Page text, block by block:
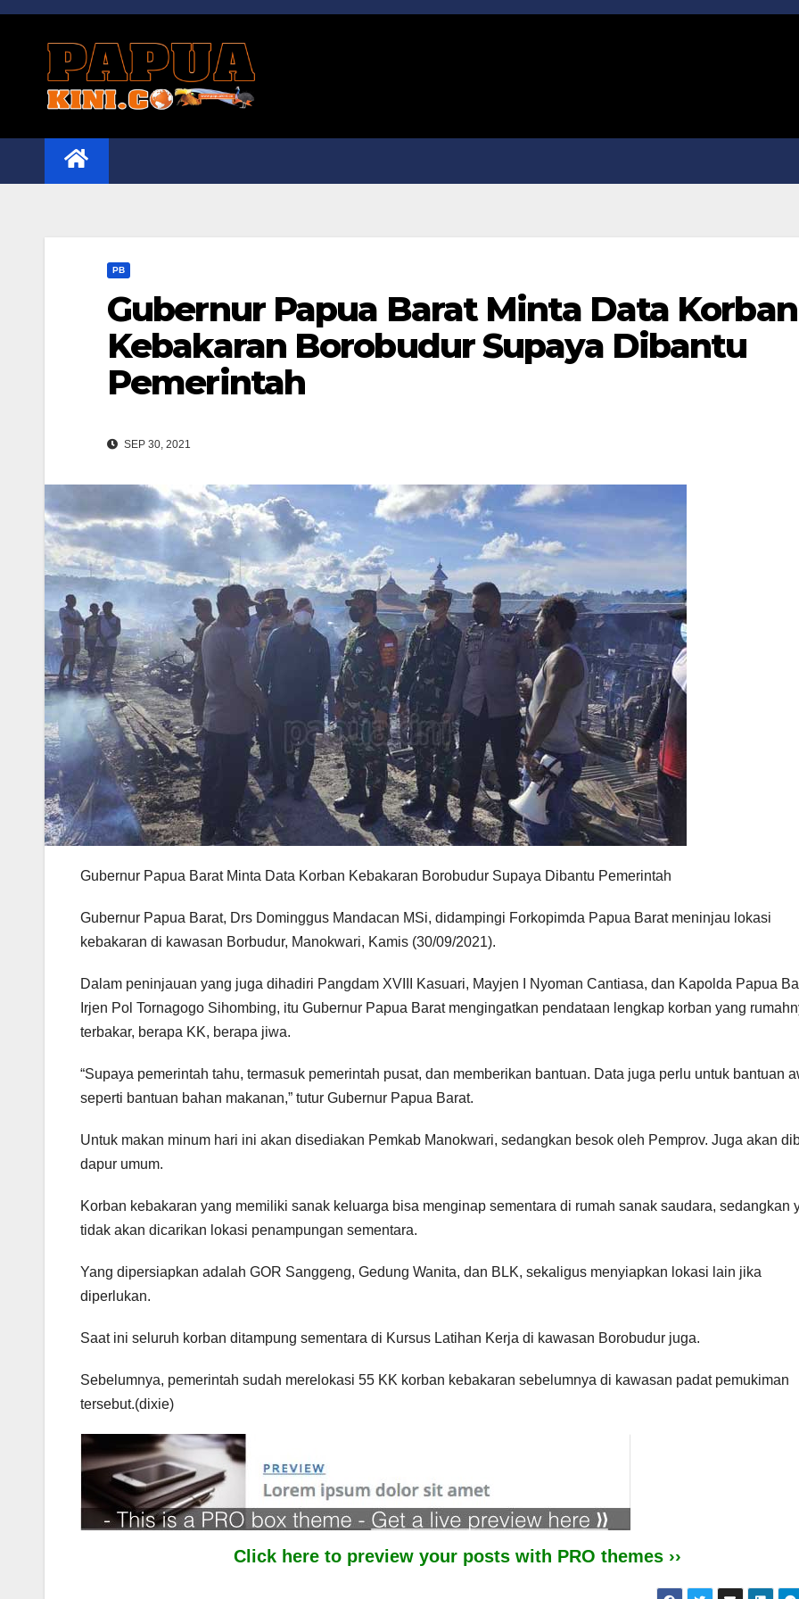
Skip
PB
Gubernur Papua Barat Minta Data Korban
Kebakaran Borobudur Supaya Dibantu
Pemerintah
SEP 30, 2021
Gubernur Papua Barat Minta Data Korban Kebakaran Borobudur Supaya Dibantu Pemerintah
Gubernur Papua Barat, Drs Dominggus Mandacan MSi, didampingi Forkopimda Papua Barat meninjau lokasi
kebakaran di kawasan Borbudur, Manokwari, Kamis (30/09/2021).
Dalam peninjauan yang juga dihadiri Pangdam XVIII Kasuari, Mayjen I Nyoman Cantiasa, dan Kapolda Papua
Irjen Pol Tornagogo Sihombing, itu Gubernur Papua Barat mengingatkan pendataan lengkap korban yang
terbakar, berapa KK, berapa jiwa.
“Supaya pemerintah tahu, termasuk pemerintah pusat, dan memberikan bantuan. Data juga perlu untuk bantuan
seperti bantuan bahan makanan,” tutur Gubernur Papua Barat.
Untuk makan minum hari ini akan disediakan Pemkab Manokwari, sedangkan besok oleh Pemprov. Juga akan
dapur umum.
Korban kebakaran yang memiliki sanak keluarga bisa menginap sementara di rumah sanak saudara, sedangkan
tidak akan dicarikan lokasi penampungan sementara.
Yang dipersiapkan adalah GOR Sanggeng, Gedung Wanita, dan BLK, sekaligus menyiapkan lokasi lain jika
diperlukan.
Saat ini seluruh korban ditampung sementara di Kursus Latihan Kerja di kawasan Borobudur juga.
Sebelumnya, pemerintah sudah merelokasi 55 KK korban kebakaran sebelumnya di kawasan padat pemukiman
tersebut.(dixie)
Click here to preview your posts with PRO themes ››